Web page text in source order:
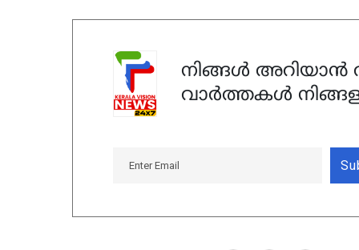
നിങ്ങൾ അറിയാൻ
വാർത്തകൾ